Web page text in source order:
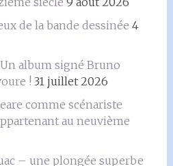
de la bande dessinée 4
album signé Bruno
! 31 juillet 2026
comme scénariste
au neuvième
– une plongée superbe